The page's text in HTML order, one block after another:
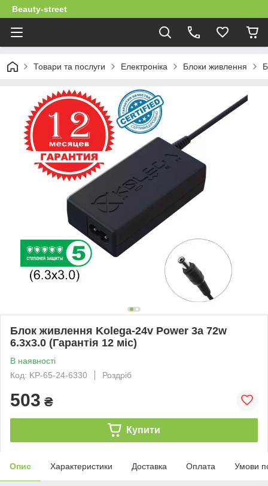
Beauty-street
Товари та послуги Електроніка Блоки живлення
Блок живлення Kolega-24v Power 3a 72w
6.3x3.0 (Гарантія 12 міс)
В наявності
Код: KP-65-24-6330
Роздріб
503 ₴
Купити
Опис Характеристики Доставка Оплата Умови